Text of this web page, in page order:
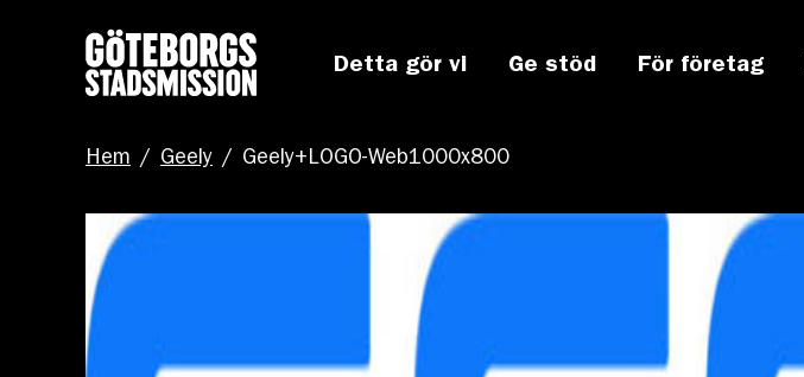
Detta gör vi Ge stöd För företag
Hem / Geely / Geely+LOGO-Web1000x800